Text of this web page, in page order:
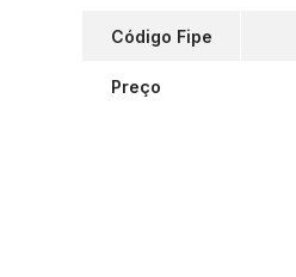
Código Fipe
Preço